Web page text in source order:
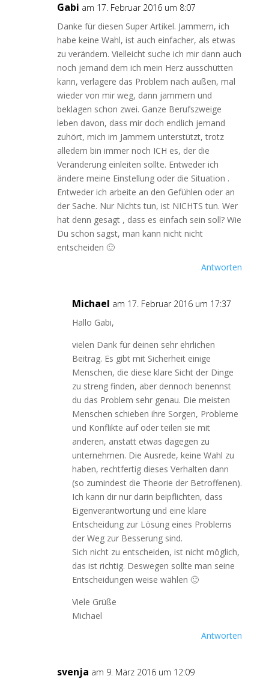
Gabi am 17. Februar 2016 um 8:07
Danke für diesen Super Artikel. Jammern, ich
habe keine Wahl, ist auch einfacher, als etwas
zu verändern. Vielleicht suche ich mir dann auch
noch jemand dem ich mein Herz ausschütten
kann, verlagere das Problem nach außen, mal
wieder von mir weg, dann jammern und
beklagen schon zwei. Ganze Berufszweige
leben davon, dass mir doch endlich jemand
zuhört, mich im Jammern unterstützt, trotz
alledem bin immer noch ICH es, der die
Veränderung einleiten sollte. Entweder ich
ändere meine Einstellung oder die Situation .
Entweder ich arbeite an den Gefühlen oder an
der Sache. Nur Nichts tun, ist NICHTS tun. Wer
hat denn gesagt , dass es einfach sein soll? Wie
Du schon sagst, man kann nicht nicht
entscheiden 🙂
Antworten
Michael am 17. Februar 2016 um 17:37
Hallo Gabi,
vielen Dank für deinen sehr ehrlichen
Beitrag. Es gibt mit Sicherheit einige
Menschen, die diese klare Sicht der Dinge
zu streng finden, aber dennoch benennst
du das Problem sehr genau. Die meisten
Menschen schieben ihre Sorgen, Probleme
und Konflikte auf oder teilen sie mit
anderen, anstatt etwas dagegen zu
unternehmen. Die Ausrede, keine Wahl zu
haben, rechtfertig dieses Verhalten dann
(so zumindest die Theorie der Betroffenen).
Ich kann dir nur darin beipflichten, dass
Eigenverantwortung und eine klare
Entscheidung zur Lösung eines Problems
der Weg zur Besserung sind.
Sich nicht zu entscheiden, ist nicht möglich,
das ist richtig. Deswegen sollte man seine
Entscheidungen weise wählen 🙂
Viele Grüße
Michael
Antworten
svenja am 9. März 2016 um 12:09